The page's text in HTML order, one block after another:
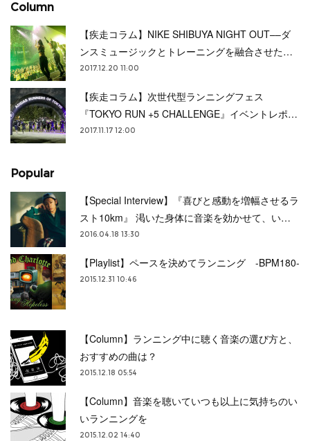
Column
【疾走コラム】NIKE SHIBUYA NIGHT OUT––ダ
ンスミュージックとトレーニングを融合させた…
2017.12.20 11:00
【疾走コラム】次世代型ランニングフェス
『TOKYO RUN +5 CHALLENGE』イベントレポ…
2017.11.17 12:00
Popular
【Special Interview】『喜びと感動を増幅させるラ
スト10km』 渇いた身体に音楽を効かせて、い…
2016.04.18 13:30
【Playlist】ペースを決めてランニング -BPM180-
2015.12.31 10:46
【Column】ランニング中に聴く音楽の選び方と、
おすすめの曲は？
2015.12.18 05:54
【Column】音楽を聴いていつも以上に気持ちのい
いランニングを
2015.12.02 14:40